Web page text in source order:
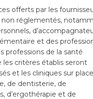
offerts par les
réglementés,
et des
professions de la santé
critères établis seront
et les cliniques sur place
de dentisterie, de
d’ergothérapie et de